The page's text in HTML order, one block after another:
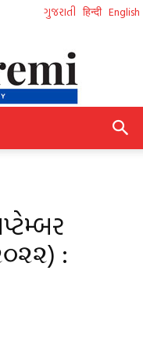
ગુજરાતી हिन्दी English
: